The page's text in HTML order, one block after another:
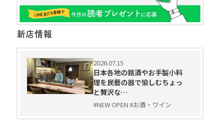
新店情報
2026.07.15
日本各地の銘酒やお手製小料
理を民藝の器で愉しむちょっ
と贅沢な…
#NEW OPEN #お酒・ワイン